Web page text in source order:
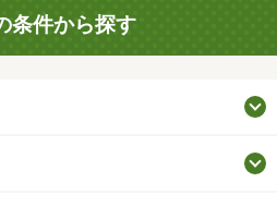
条件から探す